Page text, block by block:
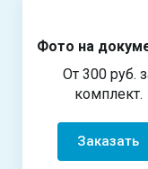
Фото на
От 300 руб.
комплект.
Заказать